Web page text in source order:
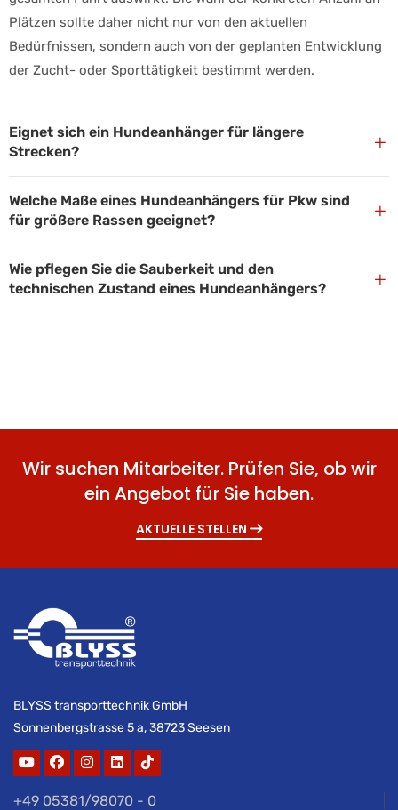
Plätzen sollte daher nicht nur von den aktuellen
Bedürfnissen, sondern auch von der geplanten Entwicklung
der Zucht- oder Sporttätigkeit bestimmt werden.
Eignet sich ein Hundeanhänger für längere
Strecken?
+
Welche Maße eines Hundeanhängers für Pkw sind
für größere Rassen geeignet?
+
Wie pflegen Sie die Sauberkeit und den
technischen Zustand eines Hundeanhängers?
+
Wir suchen Mitarbeiter. Prüfen Sie, ob wir
ein Angebot für Sie haben.
AKTUELLE STELLEN
BLYSS transporttechnik GmbH
Sonnenbergstrasse 5 a, 38723 Seesen
+49 05381/98070 - 0